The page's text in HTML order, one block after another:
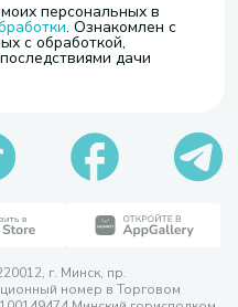
персональных в
. Ознакомлен с
с обработкой,
дачи
г. Минск, пр.
номер в Торговом